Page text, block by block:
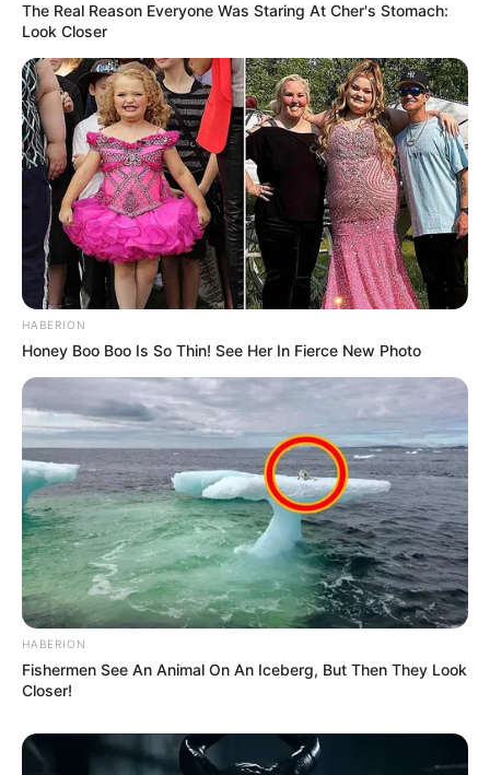
triênio e sexta-parte na aposentadoria?
DESTAQUES DO MÊS
Prefeitura realiza a maior entrega de
motocicletas aos Agentes de Saúde da
história...
Agente de Saúde é indiciada por falsificar
visitas que nunca aconteceram.
Terceiro lote da restituição do IR paga R$
4,61 bilhões para 2,7 milhões de
contribuintes.
Motos e bicicletas para ACS e ACE: veja o
passo a passo para conseguir o benefício.
PLP 185 continua travado na Câmara dos
Deputados por erro em seu texto.
ACS e ACE: celetista, estatutário ou
no seu bolso e na sua carreira.
The Real Reason Everyone Was Staring At Cher's Stomach:
Look Closer
HABERION
Honey Boo Boo Is So Thin! See Her In Fierce New Photo
HABERION
Fishermen See An Animal On An Iceberg, But Then They Look
Closer!